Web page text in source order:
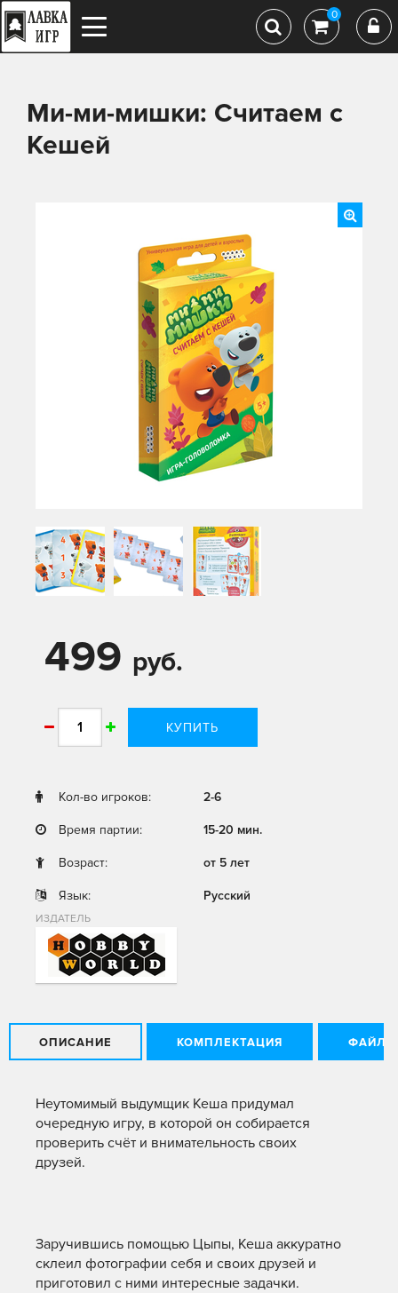
0
Ми-ми-мишки: Считаем с
Кешей
499 руб.
КУПИТЬ
Кол-во игроков: 2-6
Время партии: 15-20 мин.
Возраст: от 5 лет
Язык: Русский
ИЗДАТЕЛЬ
ОПИСАНИЕ КОМПЛЕКТАЦИЯ ФАЙЛЫ
Неутомимый выдумщик Кеша придумал
очередную игру, в которой он собирается
проверить счёт и внимательность своих
друзей.
Заручившись помощью Цыпы, Кеша аккуратно
склеил фотографии себя и своих друзей и
приготовил с ними интересные задачки.